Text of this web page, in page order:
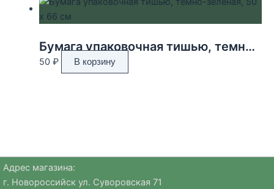
Бумага упаковочная тишью, темно-зелёная, 50 х 66 см
50 ₽ В корзину
Адрес магазина:
г. Новороссийск ул. Суворовская 71